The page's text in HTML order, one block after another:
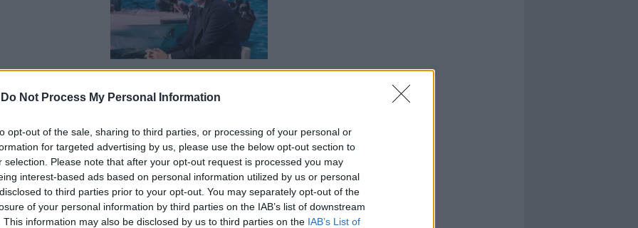
Do Not Process My Personal Information
opt-out of the sale, sharing to third parties, or processing of your personal or
for targeted advertising by us, please use the below opt-out section to
selection. Please note that after your opt-out request is processed you may
interest-based ads based on personal information utilized by us or personal
to third parties prior to your opt-out. You may separately opt-out of the
of your personal information by third parties on the IAB’s list of downstream
This information may also be disclosed by us to third parties on the IAB’s List of
si